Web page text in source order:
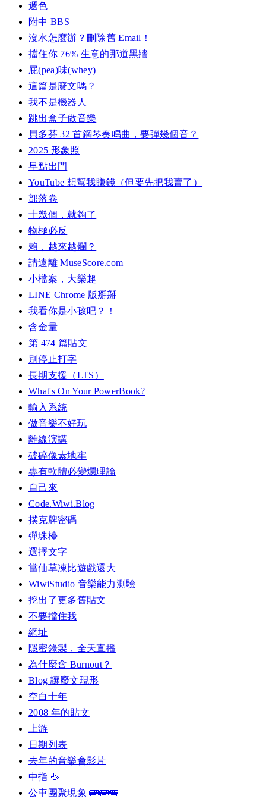
遞色
附中 BBS
沒水怎麼辦？刪除舊 Email！
擋住你 76% 生意的那道黑牆
屁(pea)味(whey)
這篇是廢文嗎？
我不是機器人
跳出盒子做音樂
貝多芬 32 首鋼琴奏鳴曲，要彈幾個音？
2025 形象照
早點出門
YouTube 想幫我賺錢（但要先把我賣了）
部落卷
十幾個，就夠了
物極必反
賴，越來越爛？
請遠離 MuseScore.com
小檔案，大樂趣
LINE Chrome 版掰掰
我看你是小孩吧？！
含金量
第 474 篇貼文
別停止打字
長期支援（LTS）
What's On Your PowerBook?
輸入系統
做音樂不好玩
離線演講
破碎像素地牢
專有軟體必變爛理論
自己來
Code.Wiwi.Blog
撲克牌密碼
彈珠檯
選擇文字
當仙草凍比遊戲還大
WiwiStudio 音樂能力測驗
挖出了更多舊貼文
不要擋住我
網址
隱密錄製，全天直播
為什麼會 Burnout？
Blog 讓廢文現形
空白十年
2008 年的貼文
上游
日期列表
去年的音樂會影片
中指 🖕
公車團聚現象 🚌🚌🚌